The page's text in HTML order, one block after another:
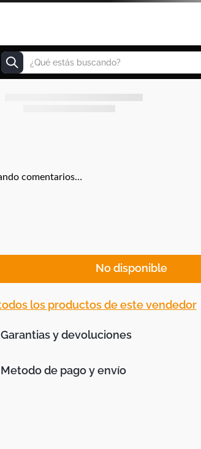
¿Qué estás buscando?
comentarios…
No disponible
los productos de este vendedor
Garantias y devoluciones
Metodo de pago y envío